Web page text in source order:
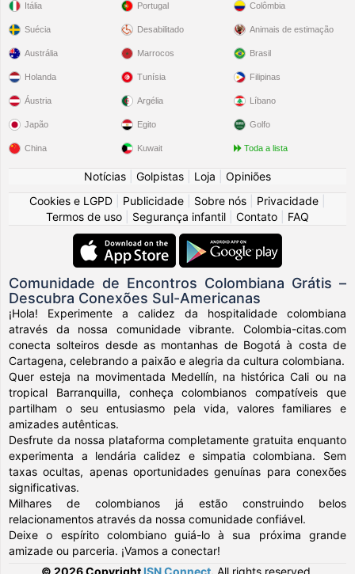
Itália
Suécia
Portugal
Desabilitado
Colômbia
Animais de estimação
Austrália
Holanda
Áustria
Japão
China
Marrocos
Tunísia
Argélia
Egito
Kuwait
Brasil
Filipinas
Líbano
Golfo
Toda a lista
Notícias Golpistas Loja
Opiniões
Cookies e LGPD
Publicidade Sobre nós Privacidade
Termos de uso
Segurança infantil Contato FAQ
Comunidade de Encontros Colombiana Grátis –
Descubra Conexões Sul-Americanas
¡Hola! Experimente a calidez da hospitalidade colombiana
através da nossa comunidade vibrante. Colombia-citas.com
conecta solteiros desde as montanhas de Bogotá à costa de
Cartagena, celebrando a paixão e alegria da cultura colombiana.
Quer esteja na movimentada Medellín, na histórica Cali ou na
tropical Barranquilla, conheça colombianos compatíveis que
partilham o seu entusiasmo pela vida, valores familiares e
amizades autênticas.
Desfrute da nossa plataforma completamente gratuita enquanto
experimenta a lendária calidez e simpatia colombiana. Sem
taxas ocultas, apenas oportunidades genuínas para conexões
significativas.
Milhares de colombianos já estão construindo belos
relacionamentos através da nossa comunidade confiável.
Deixe o espírito colombiano guiá-lo à sua próxima grande
amizade ou parceria. ¡Vamos a conectar!
© 2026 Copyright ISN Connect All rights reserved.